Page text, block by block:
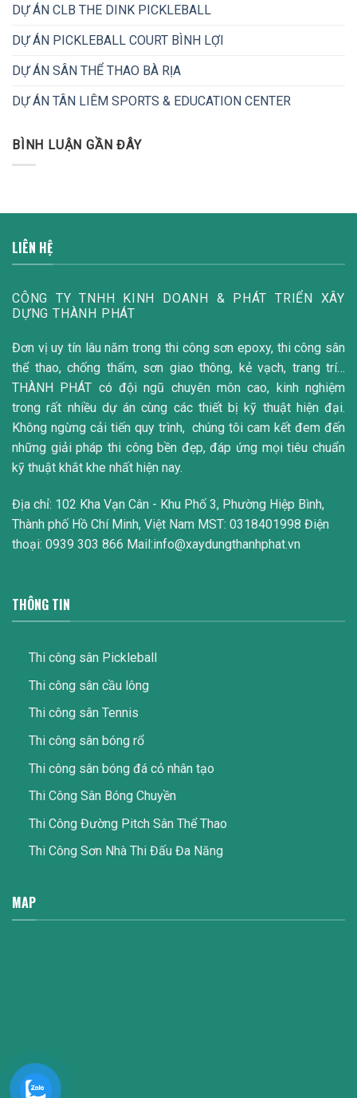
DỰ ÁN CLB THE DINK PICKLEBALL
DỰ ÁN PICKLEBALL COURT BÌNH LỢI
DỰ ÁN SÂN THỂ THAO BÀ RỊA
DỰ ÁN TÂN LIÊM SPORTS & EDUCATION CENTER
BÌNH LUẬN GẦN ĐÂY
LIÊN HỆ
CÔNG TY TNHH KINH DOANH & PHÁT TRIỂN XÂY
DỰNG THÀNH PHÁT
Đơn vị uy tín lâu năm trong thi công sơn epoxy, thi công sân
thể thao, chống thấm, sơn giao thông, kẻ vạch, trang trí…
THÀNH PHÁT có đội ngũ chuyên môn cao, kinh nghiệm
trong rất nhiều dự án cùng các thiết bị kỹ thuật hiện đại.
Không ngừng cải tiến quy trình, chúng tôi cam kết đem đến
những giải pháp thi công bền đẹp, đáp ứng mọi tiêu chuẩn
kỹ thuật khắt khe nhất hiện nay.
Địa chỉ: 102 Kha Vạn Cân - Khu Phố 3, Phường Hiệp Bình,
Thành phố Hồ Chí Minh, Việt Nam MST: 0318401998 Điện
thoại: 0939 303 866 Mail:info@xaydungthanhphat.vn
THÔNG TIN
Thi công sân Pickleball
Thi công sân cầu lông
Thi công sân Tennis
Thi công sân bóng rổ
Thi công sân bóng đá cỏ nhân tạo
Thi Công Sân Bóng Chuyền
Thi Công Đường Pitch Sân Thể Thao
Thi Công Sơn Nhà Thi Đấu Đa Năng
MAP